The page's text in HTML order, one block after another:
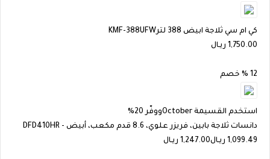
كي ام سي ثلاجة ابيض 388 لترKMF-388UFW
1,750.00 ريـال
12 % خصم
استخدم القسيمة Octoberووفّر 20%
دانسات ثلاجة بابين، فريزر علوي، 8.6 قدم مكعب، أبيض - DFD410HR
1,099.49 ريـال1,247.00 ريـال